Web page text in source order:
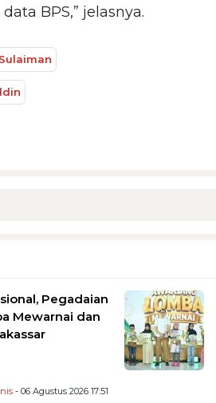
BPS,” jelasnya.
Pegadaian
Mewarnai dan
- 06 Agustus 2026 17:51